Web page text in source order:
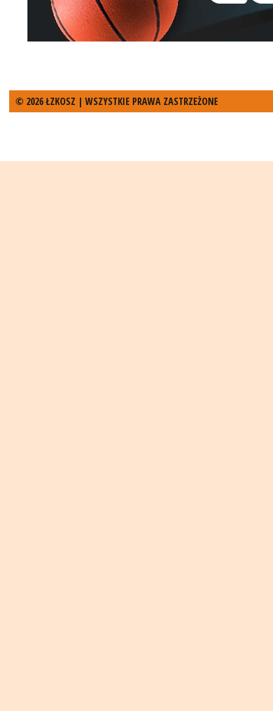
© 2026 ŁZKOSZ | WSZYSTKIE PRAWA ZASTRZEŻONE